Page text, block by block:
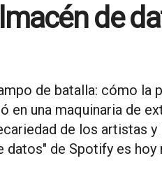
de
de batalla: cómo la
en una maquinaria de
de los artistas
datos" de Spotify es